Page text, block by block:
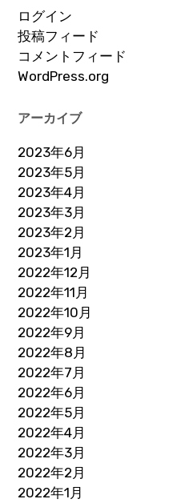
ログイン
投稿フィード
コメントフィード
WordPress.org
アーカイブ
2023年6月
2023年5月
2023年4月
2023年3月
2023年2月
2023年1月
2022年12月
2022年11月
2022年10月
2022年9月
2022年8月
2022年7月
2022年6月
2022年5月
2022年4月
2022年3月
2022年2月
2022年1月